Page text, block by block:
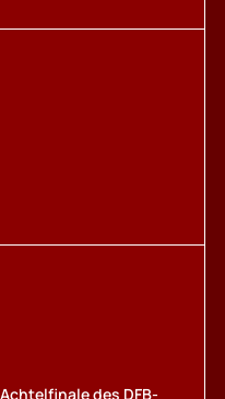
des DFB-